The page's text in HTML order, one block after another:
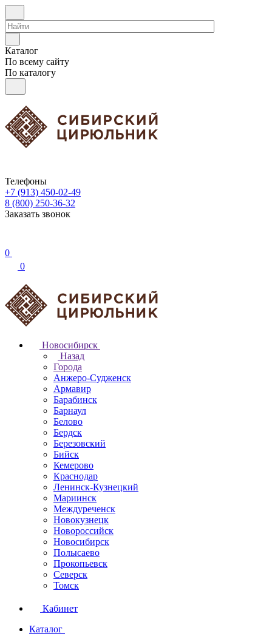
Каталог
По всему сайту
По каталогу
Телефоны
+7 (913) 450-02-49
8 (800) 250-36-32
Заказать звонок
0
0
Новосибирск
Назад
Города
Анжеро-Судженск
Армавир
Барабинск
Барнаул
Белово
Бердск
Березовский
Бийск
Кемерово
Краснодар
Ленинск-Кузнецкий
Мариинск
Междуреченск
Новокузнецк
Новороссийск
Новосибирск
Полысаево
Прокопьевск
Северск
Томск
Кабинет
Каталог